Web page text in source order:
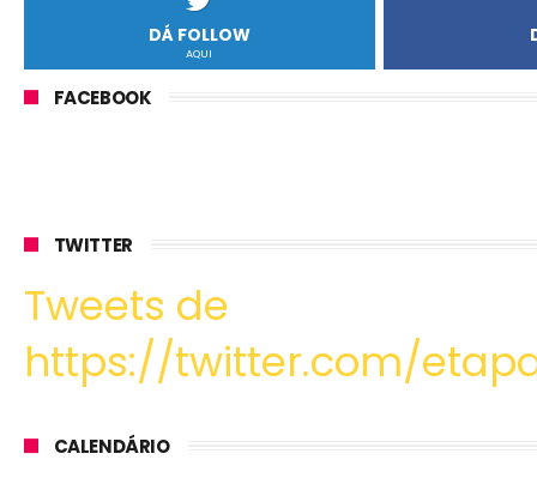
DÁ FOLLOW
AQUI
FACEBOOK
TWITTER
Tweets de
https://twitter.com/
CALENDÁRIO